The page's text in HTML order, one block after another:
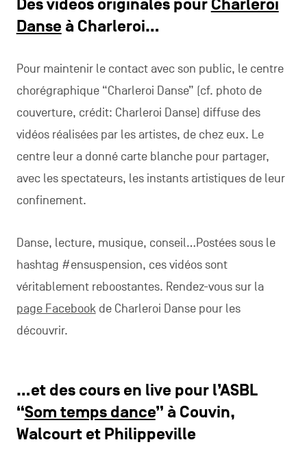
Des vidéos originales pour Charleroi
Danseà Charleroi…
Pour maintenir le contact avec son public, le centre
chorégraphique “Charleroi Danse” (cf. photo de
couverture, crédit: Charleroi Danse) diffuse des
vidéos réalisées par les artistes, de chez eux. Le
centre leur a donné carte blanche pour partager,
avec les spectateurs, les instants artistiques de leur
confinement.
Danse, lecture, musique, conseil…Postées sous le
hashtag #ensuspension, ces vidéos sont
véritablement reboostantes. Rendez-vous sur la
page Facebookde Charleroi Danse pour les
découvrir.
…et des cours en live pour l’ASBL
“Som temps dance” à Couvin,
Walcourt et Philippeville